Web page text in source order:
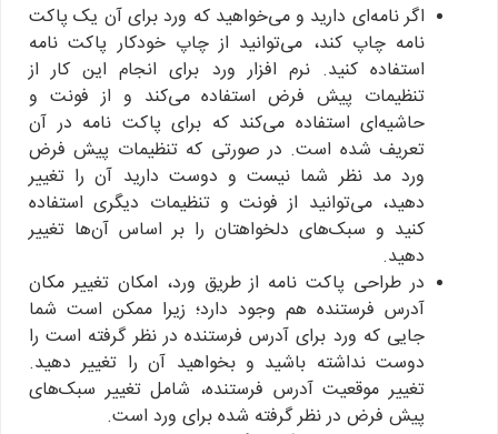
اگر نامه‌ای دارید و می‌خواهید که ورد برای آن یک پاکت
نامه چاپ کند، می‌توانید از چاپ خودکار پاکت نامه
استفاده کنید. نرم افزار ورد برای انجام این کار از
تنظیمات پیش فرض استفاده می‌کند و از فونت و
حاشیه‌ای استفاده می‌کند که برای پاکت نامه در آن
تعریف شده است. در صورتی که تنظیمات پیش فرض
ورد مد نظر شما نیست و دوست دارید آن را تغییر
دهید، می‌توانید از فونت و تنظیمات دیگری استفاده
کنید و سبک‌های دلخواهتان را بر اساس آن‌ها تغییر
دهید.
در طراحی پاکت نامه از طریق ورد، امکان تغییر مکان
آدرس فرستنده هم وجود دارد؛ زیرا ممکن است شما
جایی که ورد برای آدرس فرستنده در نظر گرفته است را
دوست نداشته باشید و بخواهید آن را تغییر دهید.
تغییر موقعیت آدرس فرستنده، شامل تغییر سبک‌های
پیش فرض در نظر گرفته شده برای ورد است.